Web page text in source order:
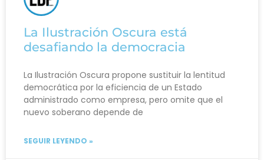
La Ilustración Oscura está
desafiando la democracia
La Ilustración Oscura propone sustituir la lentitud
democrática por la eficiencia de un Estado
administrado como empresa, pero omite que el
nuevo soberano depende de
SEGUIR LEYENDO »